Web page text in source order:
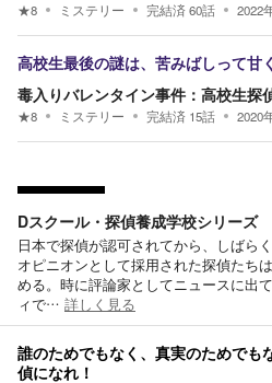
★8 ミステリー 完結済60話 2022
高校生最後の謎は、苦みばしって甘
毒入りバレンタイン事件：高校生探
★8 ミステリー 完結済 15話 2020
Dスクール・探偵養成学校シリーズ
日本で探偵が認可されてから、しばら
オピニオンとして採用された探偵たち
める。時に評論家としてニュースに出
ィで… 詳しく見る
誰のためでもなく、真実のためでも
偵になれ！